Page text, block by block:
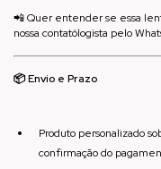
📲 Quer entender se essa
nossa contatólogista pelo
📦 Envio e Prazo
Produto personalizado
confirmação do